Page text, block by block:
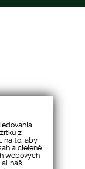
z
na to, aby
a cielené
webových
naši